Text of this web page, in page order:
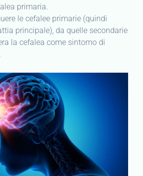
primaria.
le cefalee primarie (quindi
principale), da quelle secondarie
la cefalea come sintomo di